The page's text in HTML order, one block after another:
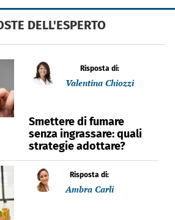
DELL'ESPERTO
Risposta di:
Valentina Chiozzi
Smettere di fumare
senza ingrassare: quali
strategie adottare?
Risposta di:
Ambra Carli